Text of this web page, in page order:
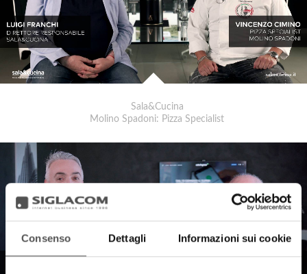
Consenso Dettagli Informazioni sui cookie
Sala&Cucina
Molino Spadoni: Pizza Specialist